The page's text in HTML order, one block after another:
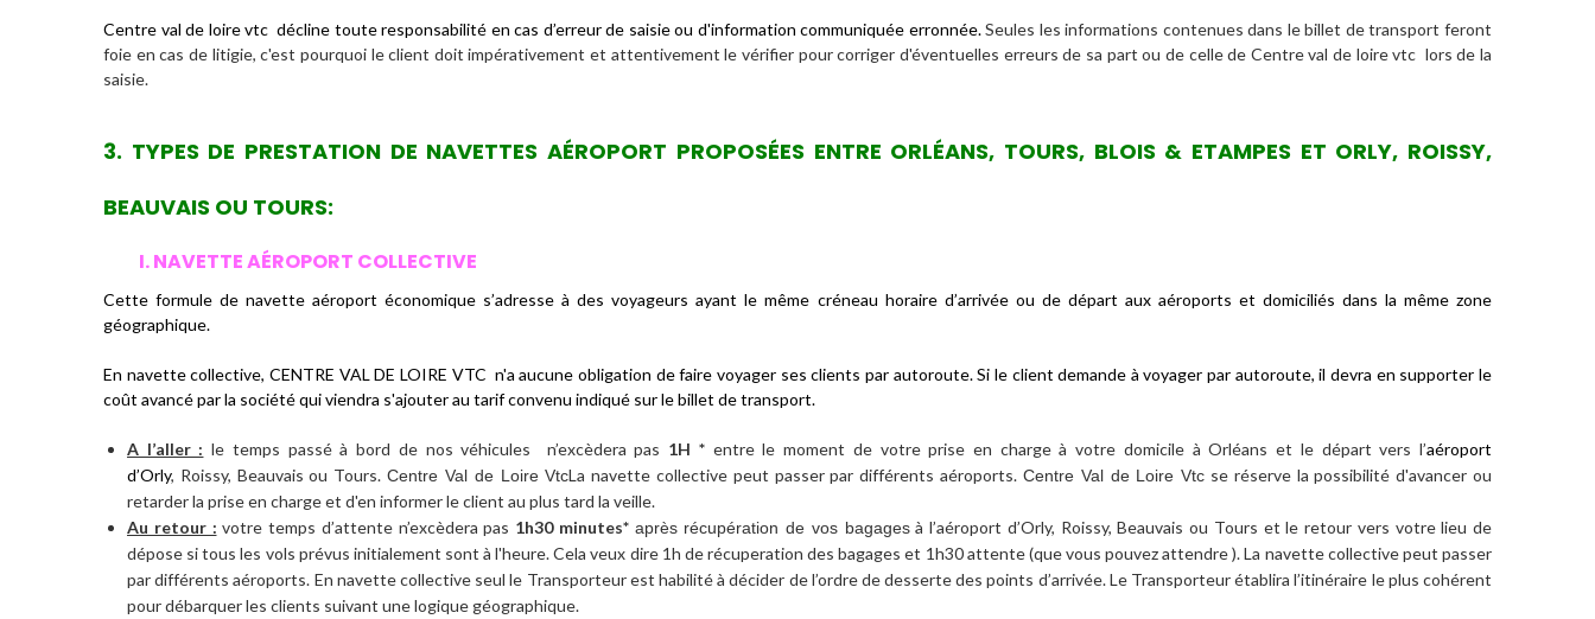
Centre val de loire vtc décline toute responsabilité en cas d’erreur de saisie ou d'information communiquée erronnée.Seules les informations contenues dans le billet de transport feront
foie en cas de litigie, c'est pourquoi le client doit impérativement et attentivement le vérifier pour corriger d'éventuelles erreurs de sa part ou de celle de Centre val de loire vtc lors de la
saisie.
3. TYPES DE PRESTATION DE NAVETTES AÉROPORT PROPOSÉES ENTRE ORLÉANS, TOURS, BLOIS & ETAMPES ET ORLY, ROISSY,
BEAUVAIS OU TOURS:
I. NAVETTE AÉROPORT COLLECTIVE
Cette formule denavette aéroport économique s’adresse à des voyageurs ayant le même créneau horaire d’arrivée ou de départ aux aéroports et domiciliés dans la même zone
géographique.
En navette collective, CENTRE VAL DE LOIRE VTC n'a aucune obligation de faire voyager ses clients par autoroute. Si le client demande à voyager par autoroute, il devra en supporter le
coût avancé par la société qui viendra s'ajouter au tarif convenu indiqué sur le billet de transport.
A l’aller : le temps passé à bord de nos véhicules n’excèdera pas 1H * entre le moment de votre prise en charge à votre domicile à Orléans et le départ vers l’aéroport
d’Orly, Roissy, Beauvais ou Tours.Centre Val de Loire VtcLa navette collective peut passer par différents aéroports. Centre Val de Loire Vtc se réserve la possibilité d'avancer ou
retarder la prise en charge et d'en informer le client au plus tard la veille.
Au retour : votre temps d’attente n’excèdera pas 1h30 minutes* après récupération de vos bagagesà l’aéroport d’Orly, Roissy, Beauvais ou Tours et le retour vers votre lieu de
dépose si tous les vols prévus initialement sont à l'heure. Cela veux dire 1h de récuperation des bagages et 1h30 attente (que vous pouvez attendre ). La navette collective peut passer
par différents aéroports. En navette collective seul le Transporteur est habilité à décider de l’ordre de desserte des points d’arrivée. Le Transporteur établira l’itinéraire le plus cohérent
pour débarquer les clients suivant une logique géographique.